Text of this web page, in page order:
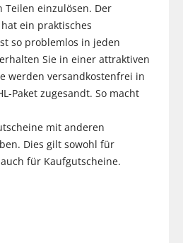
einzulösen. Der
ein praktisches
so problemlos in jeden
Sie in einer attraktiven
werden versandkostenfrei in
Paket zugesandt. So macht
mit anderen
Dies gilt sowohl für
für Kaufgutscheine.